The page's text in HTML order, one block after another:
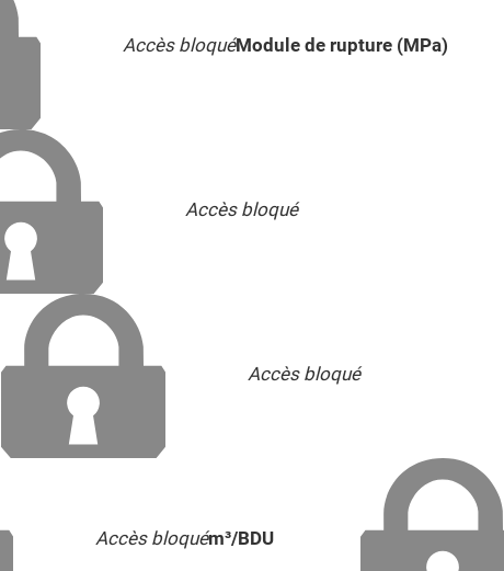
Accès bloquéModule de rupture (MPa)
Accès bloqué
Accès bloqué
Accès bloquém³/BDU